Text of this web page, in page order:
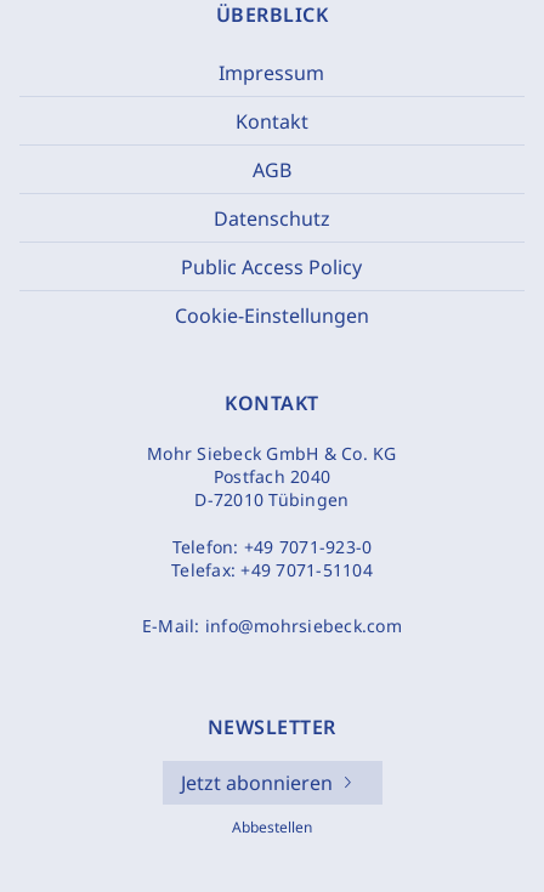
ÜBERBLICK
Impressum
Kontakt
AGB
Datenschutz
Public Access Policy
Cookie-Einstellungen
KONTAKT
Mohr Siebeck GmbH & Co. KG
Postfach 2040
D-72010 Tübingen
Telefon: +49 7071-923-0
Telefax:+49 7071-51104
E-Mail: info@mohrsiebeck.com
NEWSLETTER
Jetzt abonnieren
Abbestellen